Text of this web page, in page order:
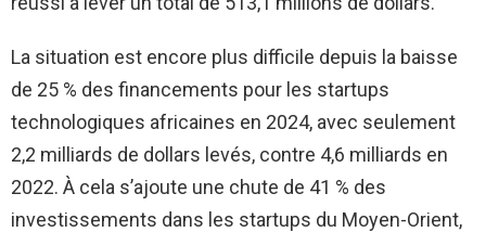
La situation est encore plus difficile depuis la baisse
de 25 % des financements pour les startups
technologiques africaines en 2024, avec seulement
2,2 milliards de dollars levés, contre 4,6 milliards en
2022. À cela s’ajoute une chute de 41 % des
investissements dans les startups du Moyen-Orient,